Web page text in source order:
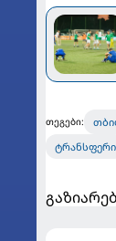
თეგები:
ტრანსფერი